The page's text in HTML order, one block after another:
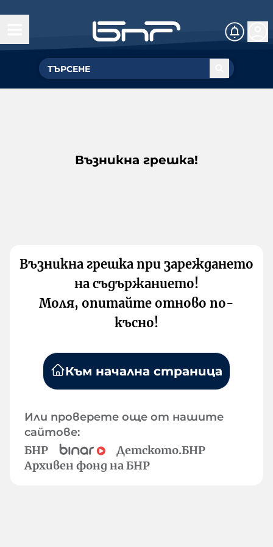
Възникна грешка!
Възникна грешка при зареждането
на съдържанието!
Моля, опитайте отново по-
късно!
Към начална страница
Или проверете още от нашите
сайтове:
БНР
Детското.БНР
Архивен фонд на БНР